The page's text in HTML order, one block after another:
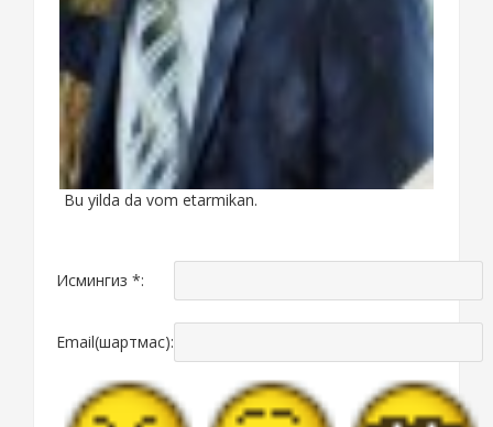
Bu yilda da vom etarmikan.
Исмингиз *:
Email(шартмас):